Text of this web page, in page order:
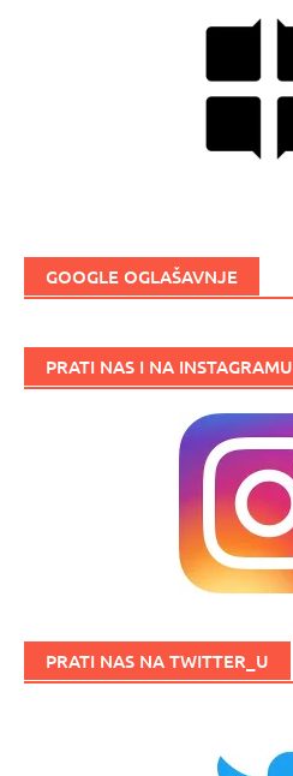
GOOGLE OGLAŠAVNJE
PRATI NAS I NA INSTAGRAMU
PRATI NAS NA TWITTER_U